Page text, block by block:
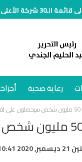
المصري خلال النصف الأول وتنمو 70%
رعاية صحية
2020 10:41 م